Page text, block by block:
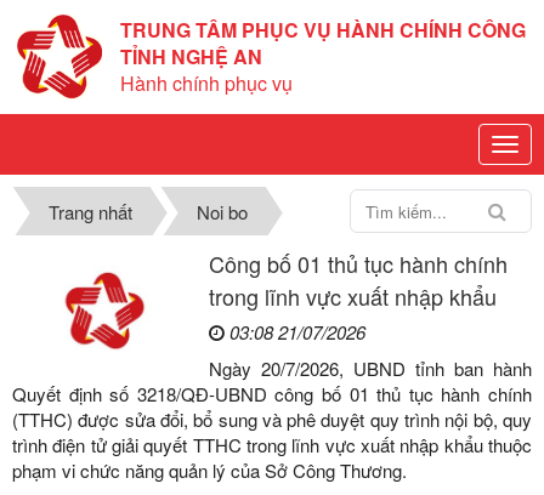
TRUNG TÂM PHỤC VỤ HÀNH CHÍNH CÔNG
TỈNH NGHỆ AN
Hành chính phục vụ
Trang nhất Noi bo
Công bố 01 thủ tục hành chính
trong lĩnh vực xuất nhập khẩu
03:08 21/07/2026
Ngày 20/7/2026, UBND tỉnh ban hành
Quyết định số 3218/QĐ-UBND công bố 01 thủ tục hành chính
(TTHC) được sửa đổi, bổ sung và phê duyệt quy trình nội bộ, quy
trình điện tử giải quyết TTHC trong lĩnh vực xuất nhập khẩu thuộc
phạm vi chức năng quản lý của Sở Công Thương.